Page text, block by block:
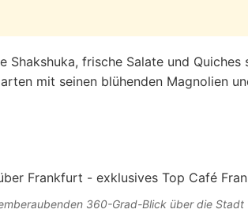
frische Salate und Quiches
mit seinen blühenden Magnolien
360-Grad-Blick über die Stadt